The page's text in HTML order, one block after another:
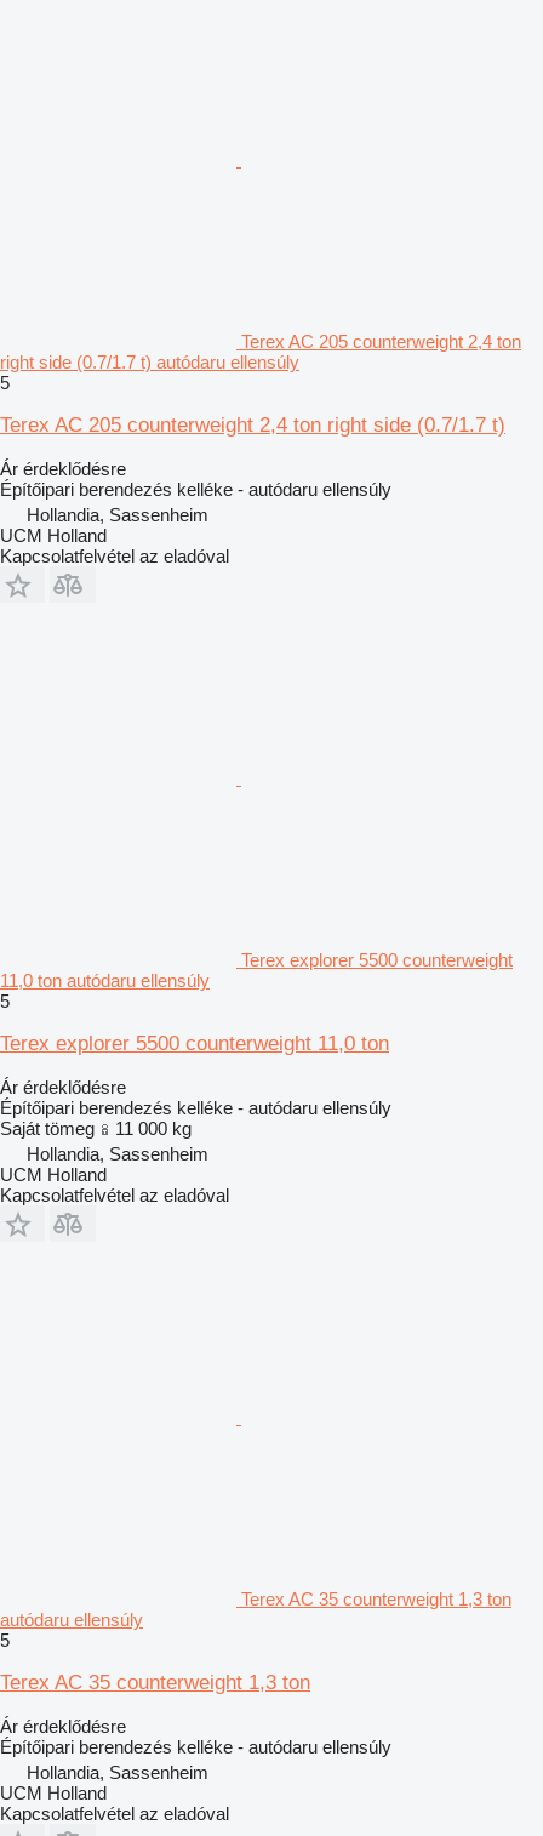
Terex AC 205 counterweight 2,4 ton
right side (0.7/1.7 t) autódaru ellensúly
5
Terex AC 205 counterweight 2,4 ton right side (0.7/1.7 t)
Ár érdeklődésre
Építőipari berendezés kelléke - autódaru ellensúly
Hollandia, Sassenheim
UCM Holland
Kapcsolatfelvétel az eladóval
Terex explorer 5500 counterweight
11,0 ton autódaru ellensúly
5
Terex explorer 5500 counterweight 11,0 ton
Ár érdeklődésre
Építőipari berendezés kelléke - autódaru ellensúly
Saját tömeg
11 000 kg
Hollandia, Sassenheim
UCM Holland
Kapcsolatfelvétel az eladóval
Terex AC 35 counterweight 1,3 ton
autódaru ellensúly
5
Terex AC 35 counterweight 1,3 ton
Ár érdeklődésre
Építőipari berendezés kelléke - autódaru ellensúly
Hollandia, Sassenheim
UCM Holland
Kapcsolatfelvétel az eladóval